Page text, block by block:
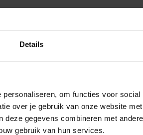
Details
om functies voor
over je gebruik van onze website
gegevens combineren met
gebruik van hun services.
loadingwww.voordeeluitjes.nl (see the